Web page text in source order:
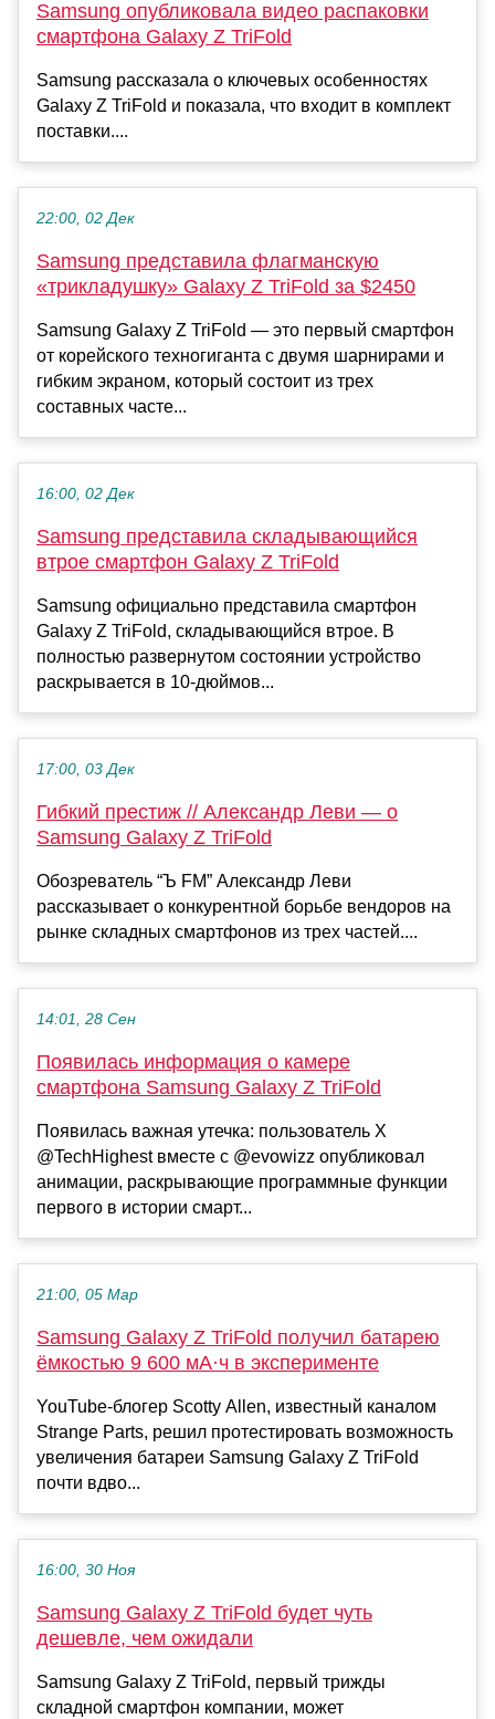
Samsung опубликовала видео распаковки
смартфона Galaxy Z TriFold
Samsung рассказала о ключевых особенностях
Galaxy Z TriFold и показала, что входит в комплект
поставки....
22:00, 02 Дек
Samsung представила флагманскую
«трикладушку» Galaxy Z TriFold за $2450
Samsung Galaxy Z TriFold — это первый смартфон
от корейского техногиганта с двумя шарнирами и
гибким экраном, который состоит из трех
составных часте...
16:00, 02 Дек
Samsung представила складывающийся
втрое смартфон Galaxy Z TriFold
Samsung официально представила смартфон
Galaxy Z TriFold, складывающийся втрое. В
полностью развернутом состоянии устройство
раскрывается в 10-дюймов...
17:00, 03 Дек
Гибкий престиж // Александр Леви — о
Samsung Galaxy Z TriFold
Обозреватель “Ъ FM” Александр Леви
рассказывает о конкурентной борьбе вендоров на
рынке складных смартфонов из трех частей....
14:01, 28 Сен
Появилась информация о камере
смартфона Samsung Galaxy Z TriFold
Появилась важная утечка: пользователь X
@TechHighest вместе с @evowizz опубликовал
анимации, раскрывающие программные функции
первого в истории смарт...
21:00, 05 Мар
Samsung Galaxy Z TriFold получил батарею
ёмкостью 9 600 мА·ч в эксперименте
YouTube-блогер Scotty Allen, известный каналом
Strange Parts, решил протестировать возможность
увеличения батареи Samsung Galaxy Z TriFold
почти вдво...
16:00, 30 Ноя
Samsung Galaxy Z TriFold будет чуть
дешевле, чем ожидали
Samsung Galaxy Z TriFold, первый трижды
складной смартфон компании, может